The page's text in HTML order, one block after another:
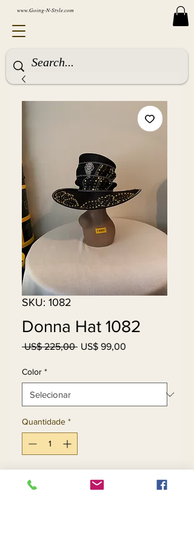
www.Going-N-Style.com
SKU: 1082
Donna Hat 1082
US$ 225,00 Preço
US$ 99,00
Color *
Quantidade *
Adicionar ao carrinho